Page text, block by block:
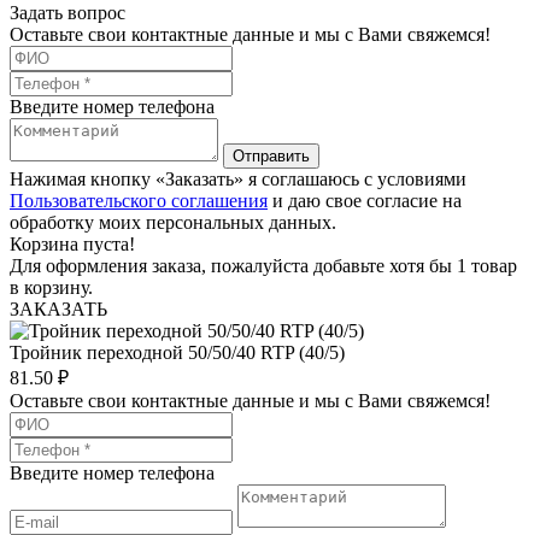
Задать вопрос
Оставьте свои контактные данные и мы с Вами свяжемся!
Введите номер телефона
Отправить
Нажимая кнопку «Заказать» я соглашаюсь с условиями
Пользовательского соглашения и даю свое согласие на
обработку моих персональных данных.
Корзина пуста!
Для оформления заказа, пожалуйста добавьте хотя бы 1 товар
в корзину.
ЗАКАЗАТЬ
Тройник переходной 50/50/40 RTP (40/5)
81.50 ₽
Оставьте свои контактные данные и мы с Вами свяжемся!
Введите номер телефона